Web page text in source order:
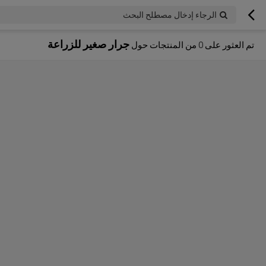
الرجاء إدخال مصطلح البحث
تم العثور على0 من المنتجات حولجرار صغير للزراعة